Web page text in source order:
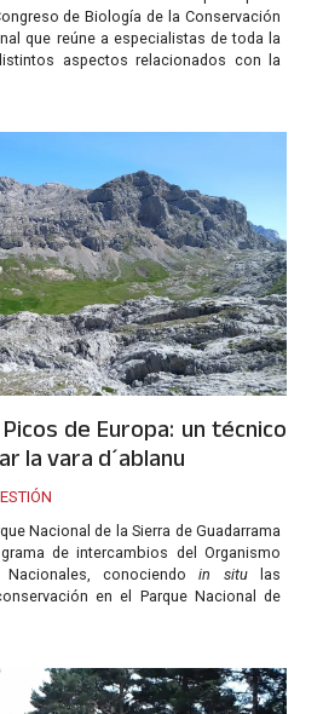
de Biología de la Conservación
que reúne a especialistas de toda la
aspectos relacionados con la
de Europa: un técnico
la vara d´ablanu
Nacional de la Sierra de Guadarrama
de intercambios del Organismo
Nacionales, conociendoin situlas
en el Parque Nacional de